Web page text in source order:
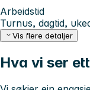
Arbeidstid
Turnus, dagtid,
Vis flere detaljer
Hva vi ser